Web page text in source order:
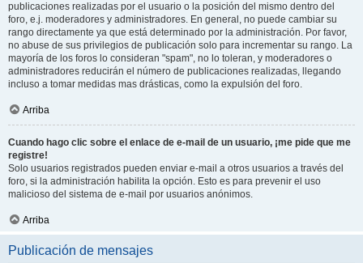
publicaciones realizadas por el usuario o la posición del mismo dentro del
foro, e.j. moderadores y administradores. En general, no puede cambiar su
rango directamente ya que está determinado por la administración. Por favor,
no abuse de sus privilegios de publicación solo para incrementar su rango. La
mayoría de los foros lo consideran "spam", no lo toleran, y moderadores o
administradores reducirán el número de publicaciones realizadas, llegando
incluso a tomar medidas mas drásticas, como la expulsión del foro.
Arriba
Cuando hago clic sobre el enlace de e-mail de un usuario, ¡me pide que me
registre!
Solo usuarios registrados pueden enviar e-mail a otros usuarios a través del
foro, si la administración habilita la opción. Esto es para prevenir el uso
malicioso del sistema de e-mail por usuarios anónimos.
Arriba
Publicación de mensajes